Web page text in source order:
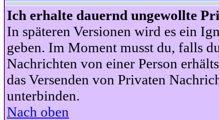
Ich erhalte dauernd ungewollte
In späteren Versionen wird es ein
geben. Im Moment musst du, falls
Nachrichten von einer Person
das Versenden von Privaten
unterbinden.
Nach oben